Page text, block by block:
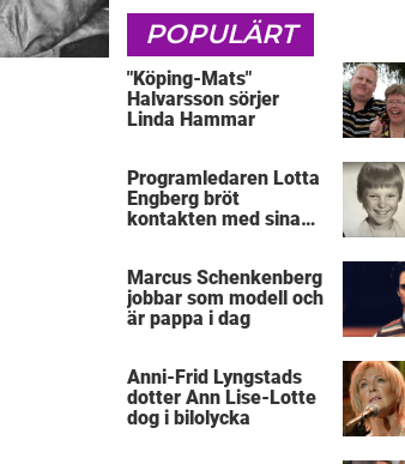
POPULÄRT
"Köping-Mats"
Halvarsson sörjer
Linda Hammar
Programledaren Lotta
Engberg bröt
kontakten med sina
Marcus Schenkenberg
jobbar som modell och
är pappa i dag
Anni-Frid Lyngstads
dotter Ann Lise-Lotte
dog i bilolycka